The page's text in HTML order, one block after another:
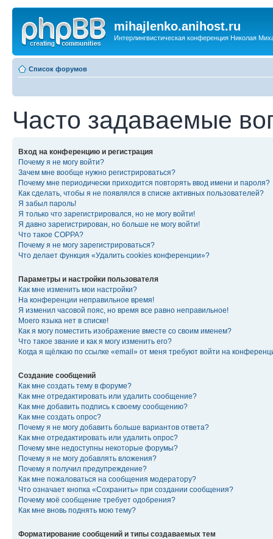
mihajlenko.anihost.ru
Интерлингвистическая конференция Николая
Список форумов
Часто задаваемые
Вход на конференцию и регистрация
Почему я не могу войти?
Зачем мне вообще нужно регистрироваться?
Почему мне периодически приходится повторять ввод имени и пароля?
Как сделать, чтобы я не появлялся в списке активных пользователей?
Я забыл пароль!
Я только что зарегистрировался, но не могу войти!
Я давно зарегистрирован, но больше не могу войти!
Что такое COPPA?
Почему я не могу зарегистрироваться?
Что делает функция «Удалить cookies конференции»?
Параметры и настройки пользователя
Как мне изменить мои настройки?
На конференции неправильное время!
Я изменил часовой пояс, но время все равно неправильное!
Моего языка нет в списке!
Как я могу поместить изображение вместе со своим именем?
Что такое звание и как я могу изменить его?
Когда я щёлкаю по ссылке «email» от меня требуют войти на
Создание сообщений
Как мне создать тему в форуме?
Как мне отредактировать или удалить сообщение?
Как мне добавить подпись к своему сообщению?
Как мне создать опрос?
Почему я не могу добавить больше вариантов ответа?
Как мне отредактировать или удалить опрос?
Почему мне недоступны некоторые форумы?
Почему я не могу добавлять вложения?
Почему я получил предупреждение?
Как мне пожаловаться на сообщения модератору?
Что означает кнопка «Сохранить» при создании сообщения?
Почему моё сообщение требует одобрения?
Как мне вновь поднять мою тему?
Форматирование сообщений и типы создаваемых тем